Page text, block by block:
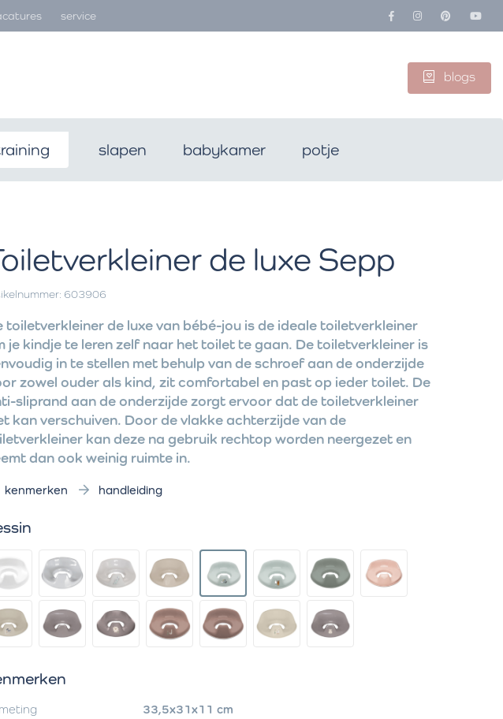
service
blogs
slapen babykamer potje
de luxe Sepp
603906
toiletverkleiner de luxe van bébé-jou is de ideale toiletverkleiner
je kindje te leren zelf naar het toilet te gaan. De toiletverkleiner is
in te stellen met behulp van de schroef aan de onderzijde
zowel ouder als kind, zit comfortabel en past op ieder toilet. De
sliprand aan de onderzijde zorgt ervoor dat de toiletverkleiner
kan verschuiven. Door de vlakke achterzijde van de
kan deze na gebruik rechtop worden neergezet en
dan ook weinig ruimte in.
kenmerken handleiding
33,5x31x11 cm